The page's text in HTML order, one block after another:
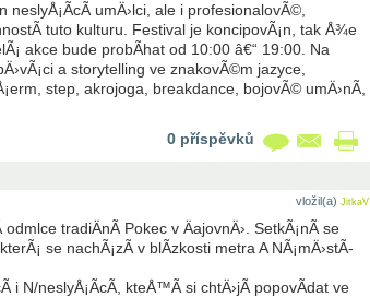
umÄ›lci, ale i profesionalovÃ©,
tuto kulturu. Festival je koncipovÃ¡n, tak Å¾e
akce bude probÃ­hat od 10:00 â€“ 19:00. Na
a storytelling ve znakovÃ©m jazyce,
step, akrojoga, breakdance, bojovÃ© umÄ›nÃ­,
0 příspěvků
vložil(a) JitkaV
tradiÄnÃ­ Pokec v ÄajovnÄ›. SetkÃ¡nÃ­ se
se nachÃ¡zÃ­ v blÃ­zkosti metra A NÃ¡mÄ›stÃ­
i N/neslyÅ¡Ã­cÃ­, kteÅ™Ã­ si chtÄ›jÃ­ popovÃ­dat ve